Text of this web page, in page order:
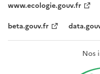
www.ecologie.gouv.fr
beta.gouv.fr
Nos